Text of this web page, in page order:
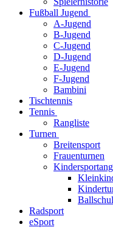
Fußball Jugend
A-Jugend
B-Jugend
C-Jugend
D-Jugend
E-Jugend
F-Jugend
Bambini
Tischtennis
Tennis
Rangliste
Turnen
Breitensport
Frauenturnen
Radsport
eSport